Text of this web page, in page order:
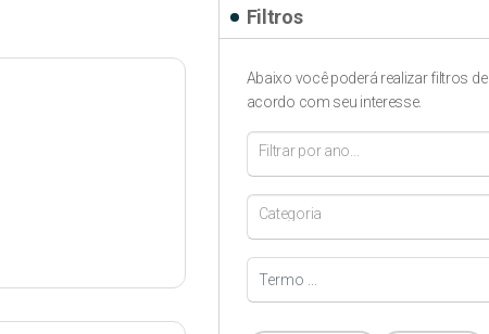
Filtros
Abaixo você poderá realizar filtros de
acordo com seu interesse.
Filtrar por ano...
Categoria